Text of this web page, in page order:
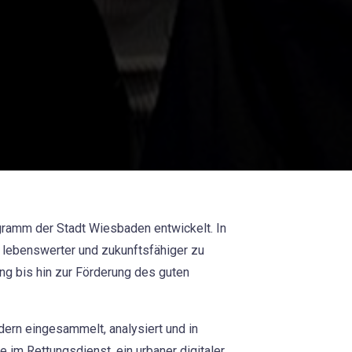
der Stadt Wiesbaden entwickelt. In
und zukunftsfähiger zu
bis hin zur Förderung des guten
eingesammelt, analysiert und in